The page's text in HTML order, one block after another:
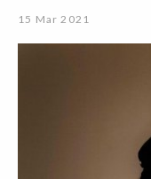
15 Mar 2021